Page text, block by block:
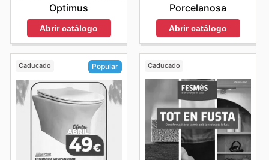
Optimus
Abrir catálogo
Porcelanosa
Abrir catálogo
Caducado Popular Caducado